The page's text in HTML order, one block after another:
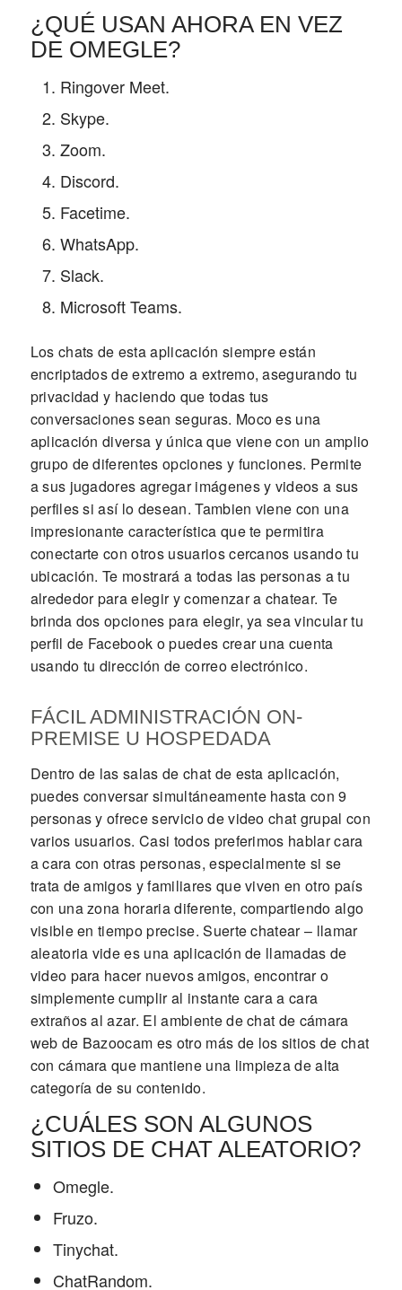
¿QUÉ USAN AHORA EN VEZ
DE OMEGLE?
Ringover Meet.
Skype.
Zoom.
Discord.
Facetime.
WhatsApp.
Slack.
Microsoft Teams.
Los chats de esta aplicación siempre están
encriptados de extremo a extremo, asegurando tu
privacidad y haciendo que todas tus
conversaciones sean seguras. Moco es una
aplicación diversa y única que viene con un amplio
grupo de diferentes opciones y funciones. Permite
a sus jugadores agregar imágenes y videos a sus
perfiles si así lo desean. Tambien viene con una
impresionante característica que te permitira
conectarte con otros usuarios cercanos usando tu
ubicación. Te mostrará a todas las personas a tu
alrededor para elegir y comenzar a chatear. Te
brinda dos opciones para elegir, ya sea vincular tu
perfil de Facebook o puedes crear una cuenta
usando tu dirección de correo electrónico.
FÁCIL ADMINISTRACIÓN ON-
PREMISE U HOSPEDADA
Dentro de las salas de chat de esta aplicación,
puedes conversar simultáneamente hasta con 9
personas y ofrece servicio de video chat grupal con
varios usuarios. Casi todos preferimos hablar cara
a cara con otras personas, especialmente si se
trata de amigos y familiares que viven en otro país
con una zona horaria diferente, compartiendo algo
visible en tiempo precise. Suerte chatear – llamar
aleatoria vide es una aplicación de llamadas de
video para hacer nuevos amigos, encontrar o
simplemente cumplir al instante cara a cara
extraños al azar. El ambiente de chat de cámara
web de Bazoocam es otro más de los sitios de chat
con cámara que mantiene una limpieza de alta
categoría de su contenido.
¿CUÁLES SON ALGUNOS
SITIOS DE CHAT ALEATORIO?
Omegle.
Fruzo.
Tinychat.
ChatRandom.